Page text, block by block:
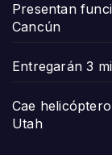
Presentan
Cancún
Entregarán 3
Cae
Utah